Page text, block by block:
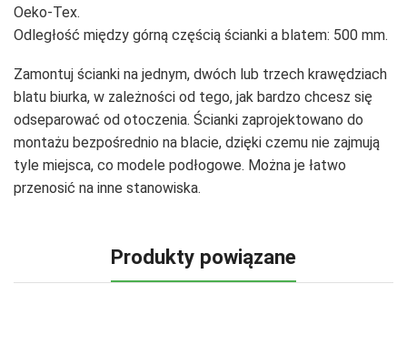
Oeko-Tex.
Odległość między górną częścią ścianki a blatem: 500 mm.
Zamontuj ścianki na jednym, dwóch lub trzech krawędziach
blatu biurka, w zależności od tego, jak bardzo chcesz się
odseparować od otoczenia. Ścianki zaprojektowano do
montażu bezpośrednio na blacie, dzięki czemu nie zajmują
tyle miejsca, co modele podłogowe. Można je łatwo
przenosić na inne stanowiska.
Produkty powiązane